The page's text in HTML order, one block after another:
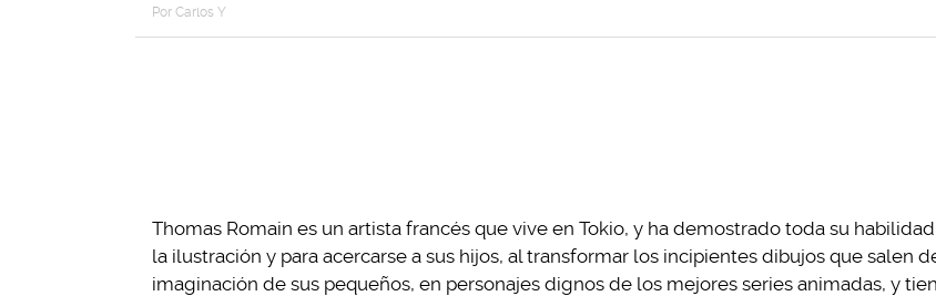
Por Carlos Y
Thomas Romain es un artista francés que vive en Tokio, y ha demostrado toda su
la ilustración y para acercarse a sus hijos, al transformar los incipientes dibujos que salen
imaginación de sus pequeños, en personajes dignos de los mejores series animadas, y